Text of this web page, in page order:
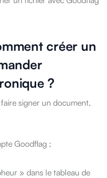
créer un
?
signer un document,
Goodflag ;
» dans le tableau de